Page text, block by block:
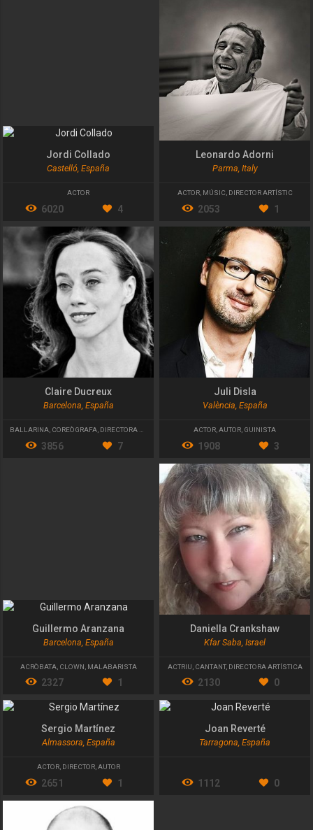
Jordi Collado
Castelló, España
ACTOR
6020 4
Leonardo Adorni
Parma, Italy
ACTOR, MÚSIC, DIRECTOR ARTÍSTIC
2053 1
Claire Ducreux
Barcelona, España
BALLARINA COREÒGRAFA DIRECTORA ARTÍSTICA
3856 7
Juli Disla
València, España
ACTOR AUTOR GUINISTA
1908 3
Guillermo Aranzana
Barcelona, España
ACRÒBATA, CLOWN MALABARISTA
2327 1
Daniella Crankshaw
Kfar Saba, Israel
ACTRIU CANTANT, DIRECTORA ARTÍSTICA
2130 0
Sergio Martínez
Almassora, España
ACTOR, DIRECTOR, AUTOR
2651 1
Joan Reverté
Tarragona, España
1112 0